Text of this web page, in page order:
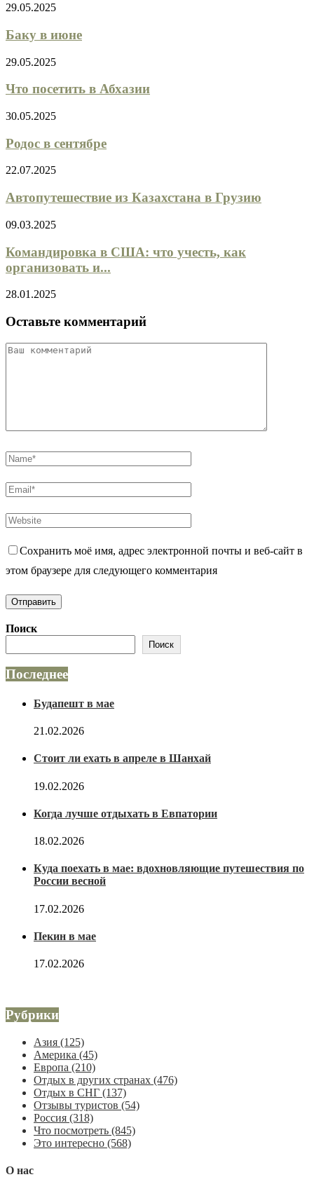
29.05.2025
Баку в июне
29.05.2025
Что посетить в Абхазии
30.05.2025
Родос в сентябре
22.07.2025
Автопутешествие из Казахстана в Грузию
09.03.2025
Командировка в США: что учесть, как
организовать и...
28.01.2025
Оставьте комментарий
Сохранить моё имя, адрес электронной почты и веб-сайт в
этом браузере для следующего комментария
Поиск
Поиск
Последнее
Будапешт в мае
21.02.2026
Стоит ли ехать в апреле в Шанхай
19.02.2026
Когда лучше отдыхать в Евпатории
18.02.2026
Куда поехать в мае: вдохновляющие путешествия по
России весной
17.02.2026
Пекин в мае
17.02.2026
Рубрики
Азия (125)
Америка (45)
Европа (210)
Отдых в других странах (476)
Отдых в СНГ (137)
Отзывы туристов (54)
Россия (318)
Что посмотреть (845)
Это интересно (568)
О нас